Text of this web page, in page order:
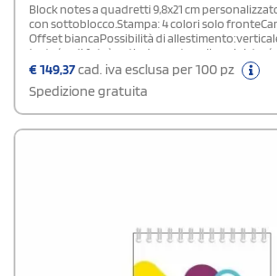
Block notes a quadretti 9,8x21 cm
con sottoblocco.Stampa: 4 colori solo
Offset biancaPossibilità di
testa (vedi foto)verticale punto colla a sinistra
foto)orizzontale punto colla in testa (vedi
colla a sinistra (vedi foto)Specificare la
scelta nel campo note in fase d'ordine.
€149,37cad. iva esclusa per 100 pz
Spedizione gratuita